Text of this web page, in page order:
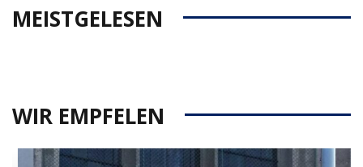
MEISTGELESEN
WIR EMPFELEN